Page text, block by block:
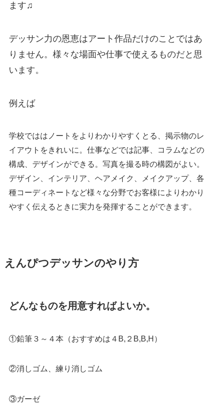
ます♫
デッサン力の恩恵はアート作品だけのことではあ
りません。様々な場面や仕事で使えるものだと思
います。
例えば
学校でははノートをよりわかりやすくとる、掲示物のレ
イアウトをきれいに。仕事などでは記事、コラムなどの
構成、デザインができる。写真を撮る時の構図がよい。
デザイン、インテリア、ヘアメイク、メイクアップ、各
種コーディネートなど様々な分野でお客様によりわかり
やすく伝えるときに実力を発揮することができます。
えんぴつデッサンのやり方
どんなものを用意すればよいか。
①鉛筆３～４本（おすすめは ４B, ２B,B,H）
②消しゴム、練り消しゴム
③ガーゼ